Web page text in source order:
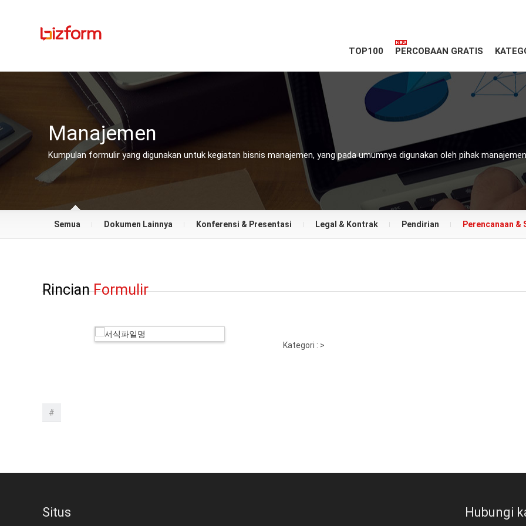
TOP100 PERCOBAAN GRATIS
Manajemen
Kumpulan formulir yang digunakan untuk kegiatan bisnis manajemen, yang pada umumnya digunakan oleh pihak
Semua Dokumen Lainnya Konferensi & Presentasi Legal & Kontrak Pendirian Perencanaan &
RincianFormulir
Kategori : >
#
Situs Hubungi